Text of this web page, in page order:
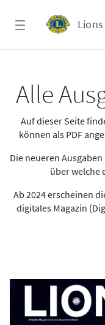
Alle
Auf dieser Seite
können als PDF
Die neueren
über welche
Ab 2024 erscheinen
digitales Magazin